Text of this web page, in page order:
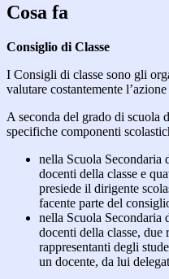
Cosa fa
Consiglio di Classe
I Consigli di classe sono gli
valutare costantemente
A seconda del grado di scuola
specifiche componenti
nella Scuola Secondaria
docenti della classe e
presiede il dirigente
facente parte del
nella Scuola Secondaria
docenti della classe, due
rappresentanti degli
un docente, da lui